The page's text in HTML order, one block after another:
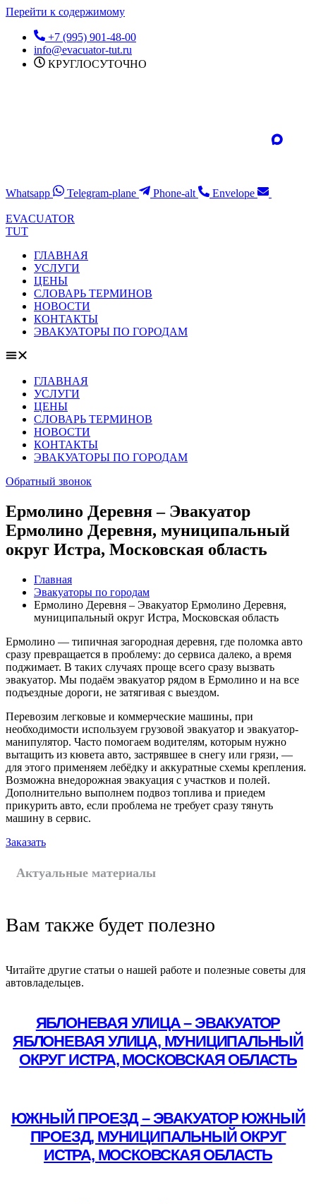
Перейти к содержимому
+7 (995) 901-48-00
info@evacuator-tut.ru
КРУГЛОСУТОЧНО
Whatsapp Telegram-plane Phone-alt Envelope
EVACUATOR
TUT
ГЛАВНАЯ
УСЛУГИ
ЦЕНЫ
СЛОВАРЬ ТЕРМИНОВ
НОВОСТИ
КОНТАКТЫ
ЭВАКУАТОРЫ ПО ГОРОДАМ
ГЛАВНАЯ
УСЛУГИ
ЦЕНЫ
СЛОВАРЬ ТЕРМИНОВ
НОВОСТИ
КОНТАКТЫ
ЭВАКУАТОРЫ ПО ГОРОДАМ
Обратный звонок
Ермолино Деревня – Эвакуатор
Ермолино Деревня, муниципальный
округ Истра, Московская область
Главная
Эвакуаторы по городам
Ермолино Деревня – Эвакуатор Ермолино Деревня,
муниципальный округ Истра, Московская область
Ермолино — типичная загородная деревня, где поломка авто
сразу превращается в проблему: до сервиса далеко, а время
поджимает. В таких случаях проще всего сразу вызвать
эвакуатор. Мы подаём эвакуатор рядом в Ермолино и на все
подъездные дороги, не затягивая с выездом.
Перевозим легковые и коммерческие машины, при
необходимости используем грузовой эвакуатор и эвакуатор-
манипулятор. Часто помогаем водителям, которым нужно
вытащить из кювета авто, застрявшее в снегу или грязи, —
для этого применяем лебёдку и аккуратные схемы крепления.
Возможна внедорожная эвакуация с участков и полей.
Дополнительно выполнем подвоз топлива и приедем
прикурить авто, если проблема не требует сразу тянуть
машину в сервис.
Заказать
Актуальные материалы
Вам также будет полезно
Читайте другие статьи о нашей работе и полезные советы для
автовладельцев.
ЯБЛОНЕВАЯ УЛИЦА – ЭВАКУАТОР
ЯБЛОНЕВАЯ УЛИЦА, МУНИЦИПАЛЬНЫЙ
ОКРУГ ИСТРА, МОСКОВСКАЯ ОБЛАСТЬ
ЮЖНЫЙ ПРОЕЗД – ЭВАКУАТОР ЮЖНЫЙ
ПРОЕЗД, МУНИЦИПАЛЬНЫЙ ОКРУГ
ИСТРА, МОСКОВСКАЯ ОБЛАСТЬ